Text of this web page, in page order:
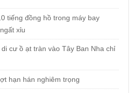
tiếng đồng hồ trong máy bay
xỉu
cư ồ ạt tràn vào Tây Ban Nha chỉ
hạn hán nghiêm trọng